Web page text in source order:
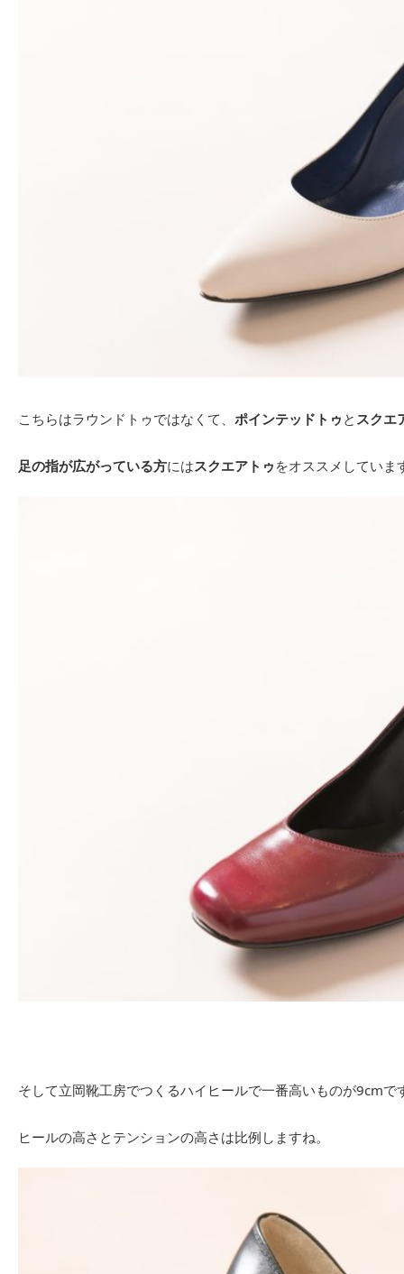
こちらはラウンドトゥではなくて、 ポインテッドトゥ と スクエ
足の指が広がっている方にはスクエアトゥ をオススメしていま
そして立岡靴工房でつくるハイヒールで一番高いものが9cmで
ヒールの高さとテンションの高さは比例しますね。